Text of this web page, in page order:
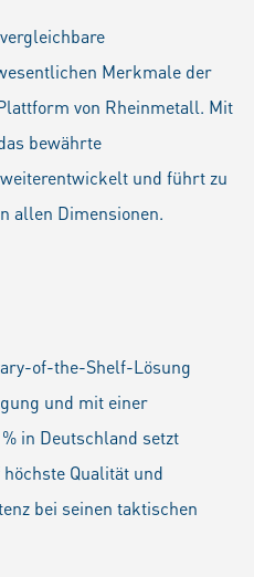
Merkmale der
von Rheinmetall. Mit
bewährte
und führt zu
allen Dimensionen.
of-the-Shelf-Lösung
und mit einer
in Deutschland setzt
Qualität und
bei seinen taktischen